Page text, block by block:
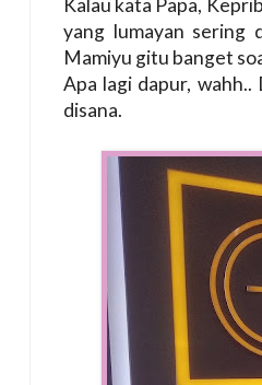
Kalau kata Papa,
yang lumayan sering
Mamiyu gitu banget
Apa lagi dapur,
disana.